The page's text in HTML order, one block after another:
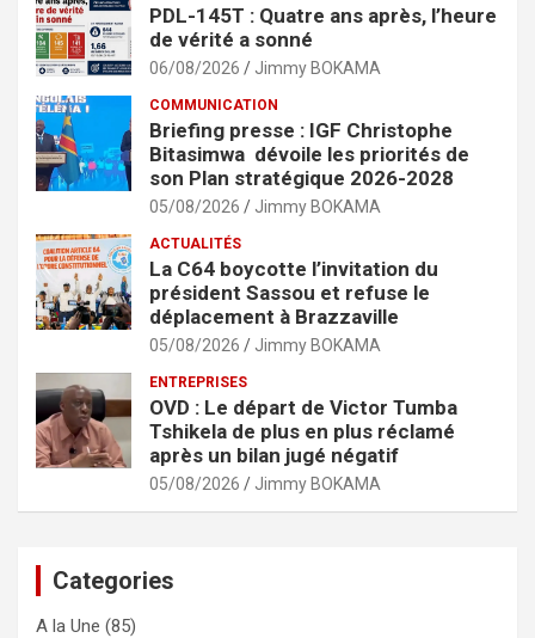
PDL-145T : Quatre ans après, l’heure
de vérité a sonné
06/08/2026 Jimmy BOKAMA
COMMUNICATION
Briefing presse : IGF Christophe
Bitasimwa dévoile les priorités de
son Plan stratégique 2026-2028
05/08/2026 Jimmy BOKAMA
ACTUALITÉS
La C64 boycotte l’invitation du
président Sassou et refuse le
déplacement à Brazzaville
05/08/2026 Jimmy BOKAMA
ENTREPRISES
OVD : Le départ de Victor Tumba
Tshikela de plus en plus réclamé
après un bilan jugé négatif
05/08/2026 Jimmy BOKAMA
Categories
A la Une (85)